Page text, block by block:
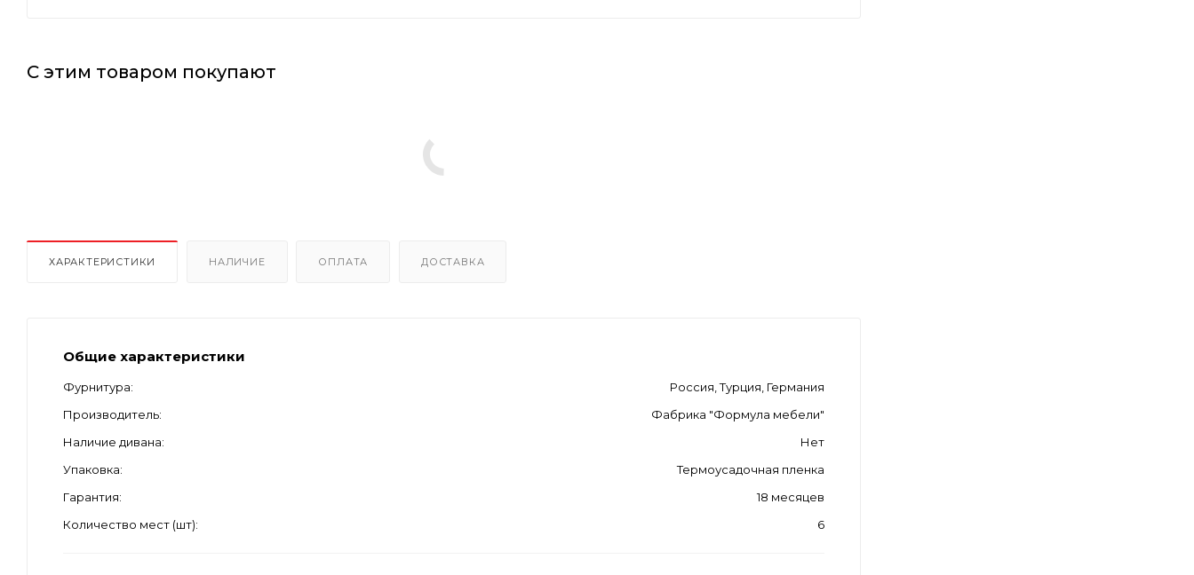
С этим товаром покупают
ХАРАКТЕРИСТИКИ НАЛИЧИЕ ОПЛАТА ДОСТАВКА
Общие характеристики
Фурнитура
Россия, Турция, Германия
Производитель
Фабрика "Формула мебели"
Наличие дивана
Нет
Упаковка
Термоусадочная пленка
Гарантия
18 месяцев
Количество мест (шт)
6